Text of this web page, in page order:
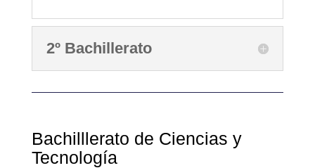
2º Bachillerato
Bachilllerato de Ciencias y
Tecnología